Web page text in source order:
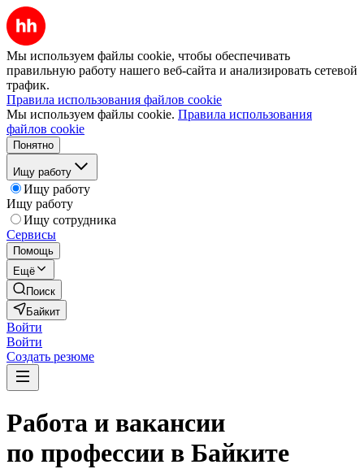
Мы используем файлы cookie, чтобы обеспечивать
правильную работу нашего веб-сайта и анализировать сетевой
трафик.
Правила использования файлов cookie
Мы используем файлы cookie. Правила использования
файлов cookie
Понятно
Ищу работу
Ищу работу
Ищу работу
Ищу сотрудника
Сервисы
Помощь
Ещё
Поиск
Байкит
Войти
Войти
Создать резюме
Работа и вакансии
по профессии в Байките